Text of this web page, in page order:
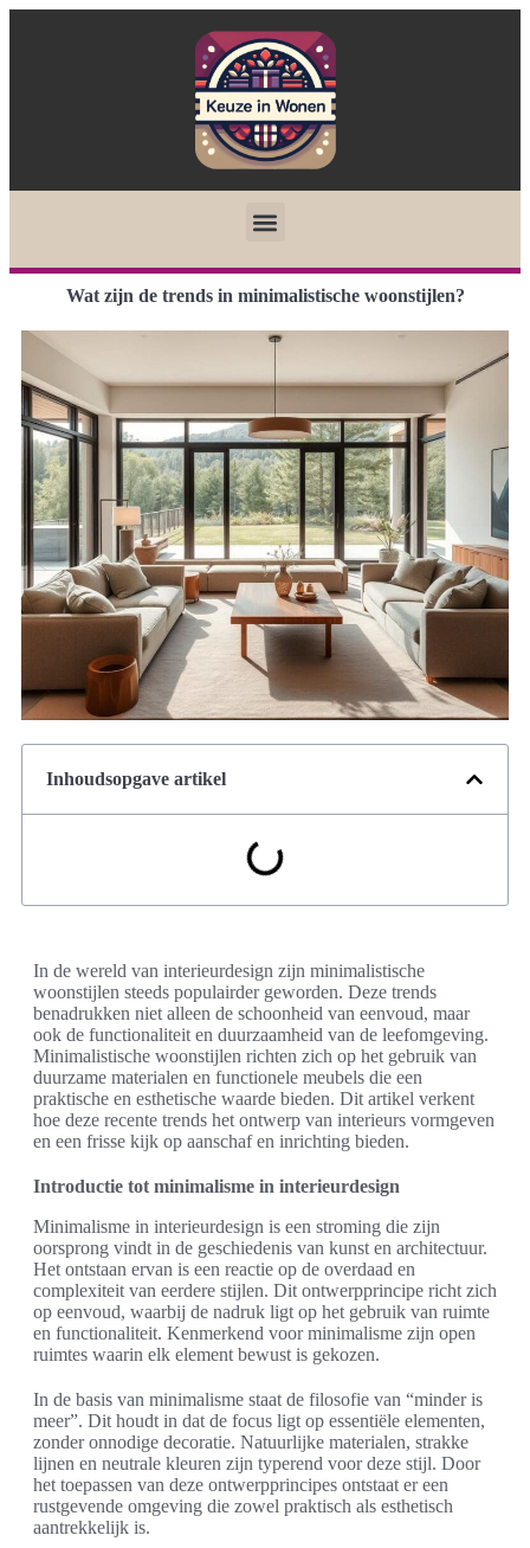
Wat zijn de trends in minimalistische woonstijlen?
Inhoudsopgave artikel
In de wereld van interieurdesign zijn minimalistische
woonstijlen steeds populairder geworden. Deze trends
benadrukken niet alleen de schoonheid van eenvoud, maar
ook de functionaliteit en duurzaamheid van de leefomgeving.
Minimalistische woonstijlen richten zich op het gebruik van
duurzame materialen en functionele meubels die een
praktische en esthetische waarde bieden. Dit artikel verkent
hoe deze recente trends het ontwerp van interieurs vormgeven
en een frisse kijk op aanschaf en inrichting bieden.
Introductie tot minimalisme in interieurdesign
Minimalisme in interieurdesign is een stroming die zijn
oorsprong vindt in de geschiedenis van kunst en architectuur.
Het ontstaan ervan is een reactie op de overdaad en
complexiteit van eerdere stijlen. Dit ontwerpprincipe richt zich
op eenvoud, waarbij de nadruk ligt op het gebruik van ruimte
en functionaliteit. Kenmerkend voor minimalisme zijn open
ruimtes waarin elk element bewust is gekozen.
In de basis van minimalisme staat de filosofie van “minder is
meer”. Dit houdt in dat de focus ligt op essentiële elementen,
zonder onnodige decoratie. Natuurlijke materialen, strakke
lijnen en neutrale kleuren zijn typerend voor deze stijl. Door
het toepassen van deze ontwerpprincipes ontstaat er een
rustgevende omgeving die zowel praktisch als esthetisch
aantrekkelijk is.